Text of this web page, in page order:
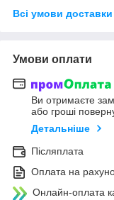
Всі умови доставки
Умови оплати
Ви отримаєте
або гроші
Детальніше
Післяплата
Оплата на
Онлайн-оплата